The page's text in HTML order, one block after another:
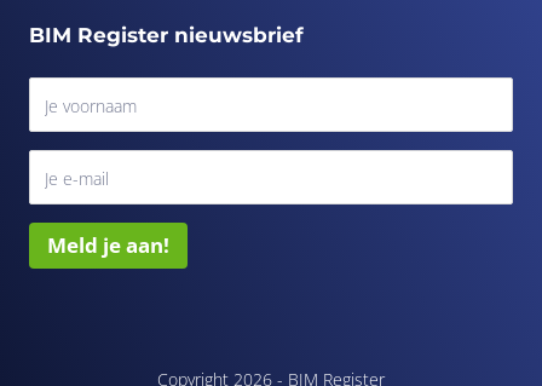
BIM Register nieuwsbrief
Meld je aan!
Copyright 2026 - BIM Register